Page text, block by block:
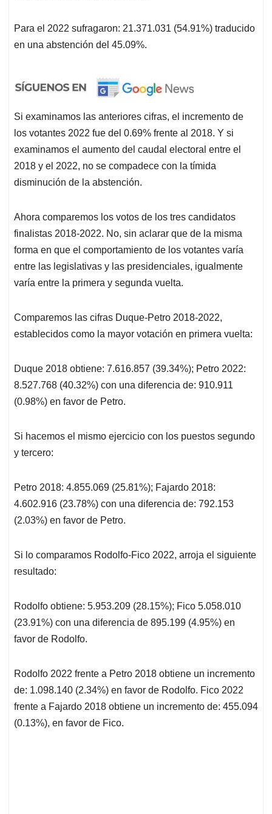
Para el 2022 sufragaron: 21.371.031 (54.91%) traducido
en una abstención del 45.09%.
Si examinamos las anteriores cifras, el incremento de
los votantes 2022 fue del 0.69% frente al 2018. Y si
examinamos el aumento del caudal electoral entre el
2018 y el 2022, no se compadece con la tímida
disminución de la abstención.
Ahora comparemos los votos de los tres candidatos
finalistas 2018-2022. No, sin aclarar que de la misma
forma en que el comportamiento de los votantes varía
entre las legislativas y las presidenciales, igualmente
varía entre la primera y segunda vuelta.
Comparemos las cifras Duque-Petro 2018-2022,
establecidos como la mayor votación en primera vuelta:
Duque 2018 obtiene: 7.616.857 (39.34%); Petro 2022:
8.527.768 (40.32%) con una diferencia de: 910.911
(0.98%) en favor de Petro.
Si hacemos el mismo ejercicio con los puestos segundo
y tercero:
Petro 2018: 4.855.069 (25.81%); Fajardo 2018:
4.602.916 (23.78%) con una diferencia de: 792.153
(2.03%) en favor de Petro.
Si lo comparamos Rodolfo-Fico 2022, arroja el siguiente
resultado:
Rodolfo obtiene: 5.953.209 (28.15%); Fico 5.058.010
(23.91%) con una diferencia de 895.199 (4.95%) en
favor de Rodolfo.
Rodolfo 2022 frente a Petro 2018 obtiene un incremento
de: 1.098.140 (2.34%) en favor de Rodolfo. Fico 2022
frente a Fajardo 2018 obtiene un incremento de: 455.094
(0.13%), en favor de Fico.